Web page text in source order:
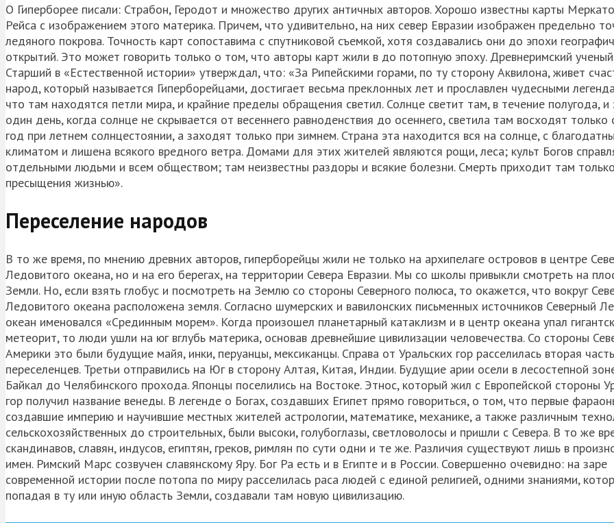
О Гиперборее писали: Страбон, Геродот и множество других античных авторов. Хорошо известны карты
Рейса с изображением этого материка. Причем, что удивительно, на них север Евразии изображен предельно
ледяного покрова. Точность карт сопоставима с спутниковой съемкой, хотя создавались они до эпохи
открытий. Это может говорить только о том, что авторы карт жили в до потопную эпоху. Древнеримский
Старший в «Естественной истории» утверждал, что: «За Рипейскими горами, по ту сторону Аквилона, живет
народ, который называется Гиперборейцами, достигает весьма преклонных лет и прославлен чудесными
что там находятся петли мира, и крайние пределы обращения светил. Солнце светит там, в течение полугода, и
один день, когда солнце не скрывается от весеннего равноденствия до осеннего, светила там восходят
год при летнем солнцестоянии, а заходят только при зимнем. Страна эта находится вся на солнце, с
климатом и лишена всякого вредного ветра. Домами для этих жителей являются рощи, леса; культ Богов
отдельными людьми и всем обществом; там неизвестны раздоры и всякие болезни. Смерть приходит там
пресыщения жизнью».
Переселение народов
В то же время, по мнению древних авторов, гиперборейцы жили не только на архипелаге островов в центре
Ледовитого океана, но и на его берегах, на территории Севера Евразии. Мы со школы привыкли смотреть на
Земли. Но, если взять глобус и посмотреть на Землю со стороны Северного полюса, то окажется, что вокруг
Ледовитого океана расположена земля. Согласно шумерских и вавилонских письменных источников Северный
океан именовался «Срединным морем». Когда произошел планетарный катаклизм и в центр океана упал
метеорит, то люди ушли на юг вглубь материка, основав древнейшие цивилизации человечества. Со стороны
Америки это были будущие майя, инки, перуанцы, мексиканцы. Справа от Уральских гор расселилась вторая часть
переселенцев. Третьи отправились на Юг в сторону Алтая, Китая, Индии. Будущие арии осели в лесостепной
Байкал до Челябинского прохода. Японцы поселились на Востоке. Этнос, который жил с Европейской стороны
гор получил название венеды. В легенде о Богах, создавших Египет прямо говориться, о том, что первые
создавшие империю и научившие местных жителей астрологии, математике, механике, а также различным
сельскохозяйственных до строительных, были высоки, голубоглазы, светловолосы и пришли с Севера. В то же
скандинавов, славян, индусов, египтян, греков, римлян по сути одни и те же. Различия существуют лишь в
имен. Римский Марс созвучен славянскому Яру. Бог Ра есть и в Египте и в России. Совершенно очевидно: на заре
современной истории после потопа по миру расселилась раса людей с единой религией, одними знаниями,
попадая в ту или иную область Земли, создавали там новую цивилизацию.